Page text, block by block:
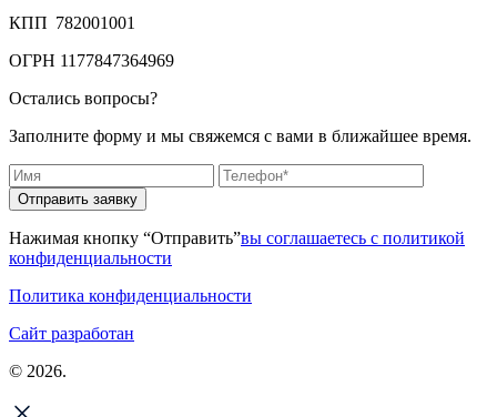
КПП 782001001
ОГРН 1177847364969
Остались вопросы?
Заполните форму и мы свяжемся с вами в ближайшее время.
Отправить заявку
Нажимая кнопку “Отправить”вы соглашаетесь с политикой
конфиденциальности
Политика конфиденциальности
Сайт разработан
© 2026.